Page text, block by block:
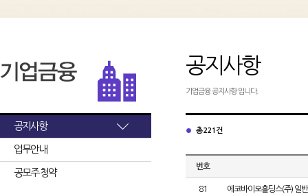
공지사항
업무안내
공모주 청약
공지사항
기업금융 공지사항 입니다.
총 221건
번호
81 에코바이오홀딩스(주) 일